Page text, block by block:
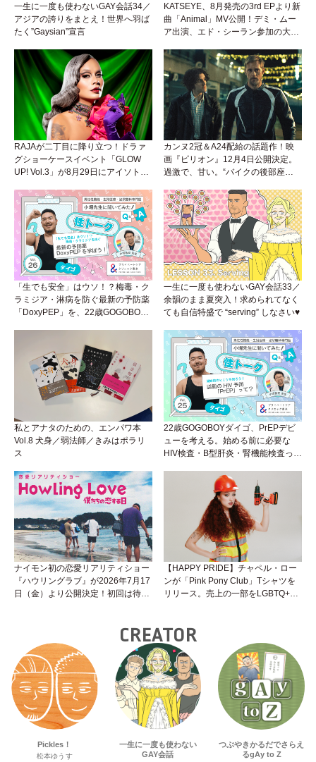
一生に一度も使わないGAY会話34／
アジアの誇りをまとえ！世界へ羽ば
たく”Gaysian”宣言
KATSEYE、8月発売の3rd EPより新
曲「Animal」MV公開！デミ・ムー
ア出演、エド・シーラン参加の大胆
RAJAが二丁目に降り立つ！ドラァ
グショーケースイベント「GLOW
UP! Vol.3」が8月29日にアイソトー
カンヌ2冠＆A24配給の話題作！映
画『ピリオン』12月4日公開決定。
過激で、甘い。“バイクの後部座
「生でも安全」はウソ！？梅毒・ク
ラミジア・淋病を防ぐ最新の予防薬
「DoxyPEP」を、22歳GOGOBOY
（Vol.26）
一生に一度も使わないGAY会話33／
余韻のまま夏突入！求められてなく
ても自信特盛で “serving” しなさい♥
私とアナタのための、エンパワ本
Vol.8 犬身／弱法師／きみはポラリ
ス
22歳GOGOBOYダイゴ、PrEPデビ
ューを考える。始める前に必要な
HIV検査・B型肝炎・腎機能検査っ
性トーク～聞きにくいことは小堀先
生に聞けばイイ！（Vol.25）
ナイモン初の恋愛リアリティショー
『ハウリングラブ』が2026年7月17
日（金）より公開決定！初回は待望
【HAPPY PRIDE】チャペル・ロー
ンが「Pink Pony Club」Tシャツを
リリース。売上の一部をLGBTQ+＆
CREATOR
Pickles！
松本ゆうす
一生に一度も使わない
GAY会話
つぶやきかるだでさらえ
るgAy to Z